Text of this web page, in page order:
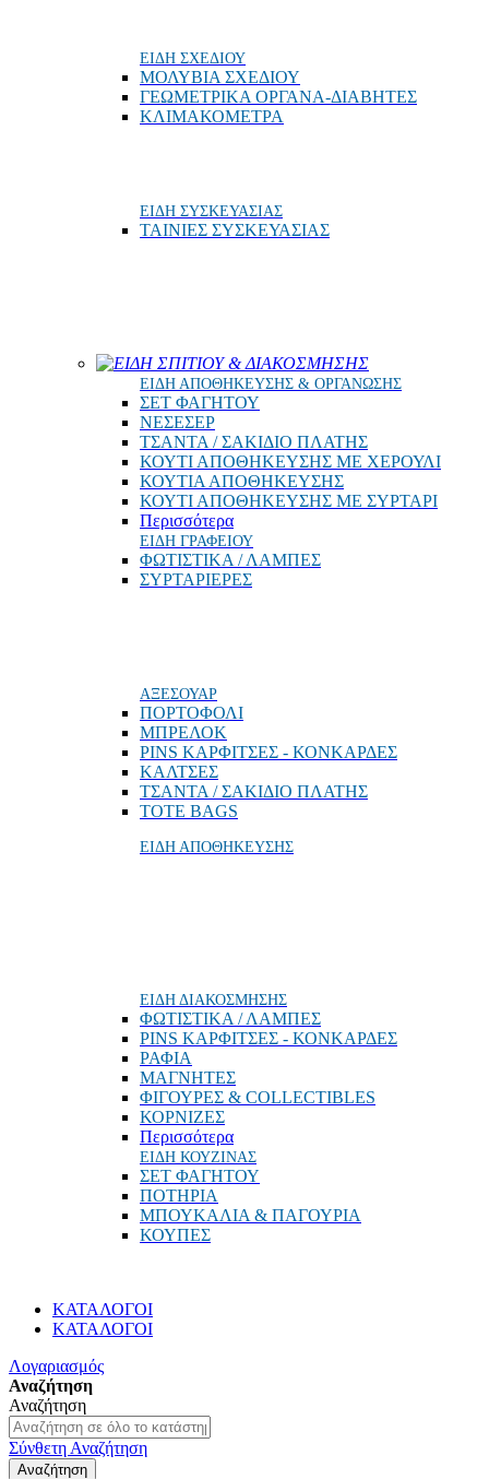
ΕΙΔΗ ΣΧΕΔΙΟΥ
ΜΟΛΥΒΙΑ ΣΧΕΔΙΟΥ
ΓΕΩΜΕΤΡΙΚΑ ΟΡΓΑΝΑ-ΔΙΑΒΗΤΕΣ
ΚΛΙΜΑΚΟΜΕΤΡΑ
ΕΙΔΗ ΣΥΣΚΕΥΑΣΙΑΣ
ΤΑΙΝΙΕΣ ΣΥΣΚΕΥΑΣΙΑΣ
ΕΙΔΗ ΣΠΙΤΙΟΥ & ΔΙΑΚΟΣΜΗΣΗΣ
ΕΙΔΗ ΑΠΟΘΗΚΕΥΣΗΣ & ΟΡΓΑΝΩΣΗΣ
ΣΕΤ ΦΑΓΗΤΟΥ
ΝΕΣΕΣΕΡ
ΤΣΑΝΤΑ / ΣΑΚΙΔΙΟ ΠΛΑΤΗΣ
ΚΟΥΤΙ ΑΠΟΘΗΚΕΥΣΗΣ ΜΕ ΧΕΡΟΥΛΙ
ΚΟΥΤΙΑ ΑΠΟΘΗΚΕΥΣΗΣ
ΚΟΥΤΙ ΑΠΟΘΗΚΕΥΣΗΣ ΜΕ ΣΥΡΤΑΡΙ
Περισσότερα
ΕΙΔΗ ΓΡΑΦΕΙΟΥ
ΦΩΤΙΣΤΙΚΑ / ΛΑΜΠΕΣ
ΣΥΡΤΑΡΙΕΡΕΣ
ΑΞΕΣΟΥΑΡ
ΠΟΡΤΟΦΟΛΙ
MΠΡΕΛΟΚ
PINS ΚΑΡΦΙΤΣΕΣ - ΚΟΝΚΑΡΔΕΣ
ΚΑΛΤΣΕΣ
ΤΣΑΝΤΑ / ΣΑΚΙΔΙΟ ΠΛΑΤΗΣ
TOTE BAGS
ΕΙΔΗ ΑΠΟΘΗΚΕΥΣΗΣ
ΕΙΔΗ ΔΙΑΚΟΣΜΗΣΗΣ
ΦΩΤΙΣΤΙΚΑ / ΛΑΜΠΕΣ
PINS ΚΑΡΦΙΤΣΕΣ - ΚΟΝΚΑΡΔΕΣ
ΡΑΦΙΑ
ΜΑΓΝΗΤΕΣ
ΦΙΓΟΥΡΕΣ & COLLECTIBLES
ΚΟΡΝΙΖΕΣ
Περισσότερα
ΕΙΔΗ ΚΟΥΖΙΝΑΣ
ΣΕΤ ΦΑΓΗΤΟΥ
ΠΟΤΗΡΙΑ
ΜΠΟΥΚΑΛΙΑ & ΠΑΓΟΥΡΙΑ
ΚΟΥΠΕΣ
ΚΑΤΑΛΟΓΟΙ
ΚΑΤΑΛΟΓΟΙ
Λογαριασμός
Αναζήτηση
Αναζήτηση
Σύνθετη Αναζήτηση
Αναζήτηση